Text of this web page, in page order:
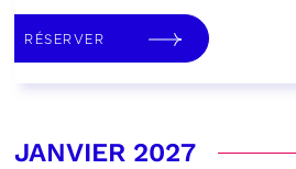
RÉSERVER
JANVIER 2027